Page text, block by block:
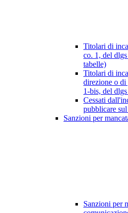
Titolari di
co. 1, del
tabelle)
Titolari di
direzione o
1-bis, del
Cessati
pubblicare
Sanzioni per
Sanzioni per